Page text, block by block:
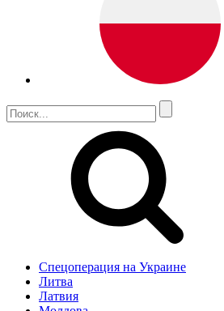
Спецоперация на Украине
Литва
Латвия